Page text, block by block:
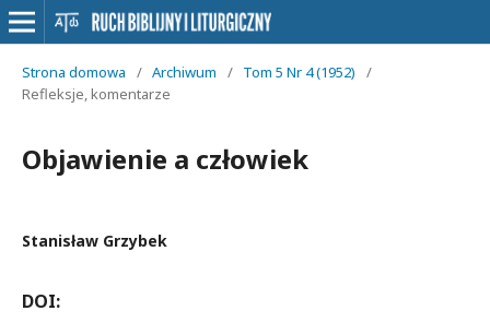
Strona domowa / Archiwum / Tom 5 Nr 4 (1952)
/
Refleksje, komentarze
Objawienie a człowiek
Stanisław Grzybek
DOI: